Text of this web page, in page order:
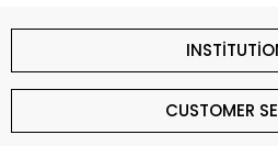
CUSTOMER